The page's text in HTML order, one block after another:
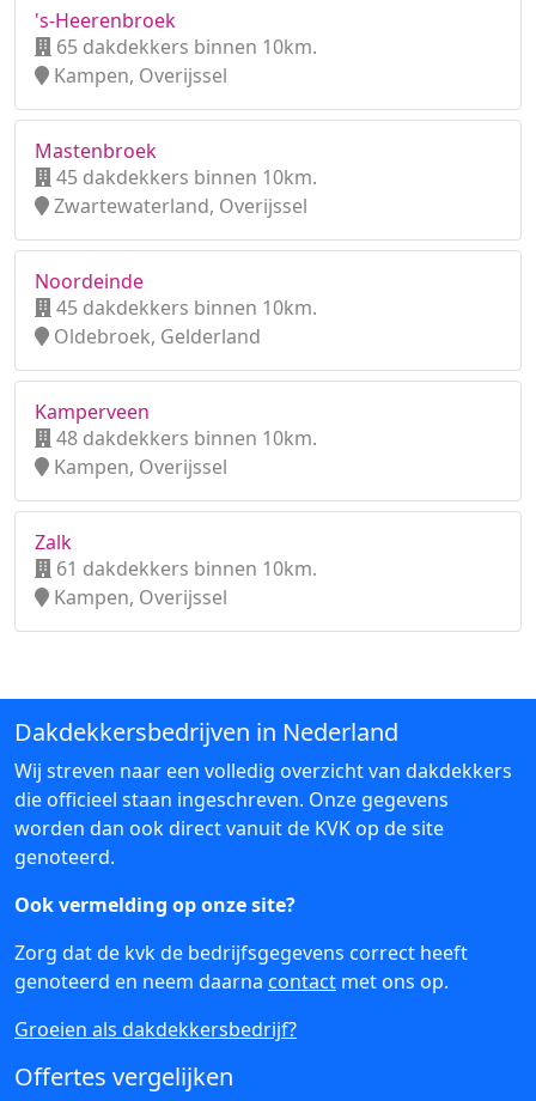
's-Heerenbroek
65 dakdekkers binnen 10km.
Kampen, Overijssel
Mastenbroek
45 dakdekkers binnen 10km.
Zwartewaterland, Overijssel
Noordeinde
45 dakdekkers binnen 10km.
Oldebroek, Gelderland
Kamperveen
48 dakdekkers binnen 10km.
Kampen, Overijssel
Zalk
61 dakdekkers binnen 10km.
Kampen, Overijssel
Dakdekkersbedrijven in Nederland
Wij streven naar een volledig overzicht van dakdekkers
die officieel staan ingeschreven. Onze gegevens
worden dan ook direct vanuit de KVK op de site
genoteerd.
Ook vermelding op onze site?
Zorg dat de kvk de bedrijfsgegevens correct heeft
genoteerd en neem daarna contact met ons op.
Groeien als dakdekkersbedrijf?
Offertes vergelijken